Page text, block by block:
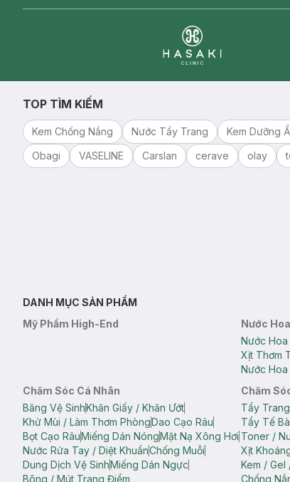
TOP TÌM KIẾM
Kem Chống Nắng Nước Tẩy Trang Kem Dưỡng
Obagi
VASELINE Carslan cerave olay
DANH MỤC SẢN PHẨM
Mỹ Phẩm High-End
Nước Hoa
Nước Hoa
Xịt Thơm
Nước Hoa
Chăm Sóc Cá Nhân
Băng Vệ SinhKhăn Giấy / Khăn Ướt
Khử Mùi / Làm Thơm PhòngDao Cạo Râu
Bọt Cạo RâuMiếng Dán NóngMặt Nạ Xông Hơi
Nước Rửa Tay / Diệt KhuẩnChống Muỗi
Dung Dịch Vệ SinhMiếng Dán Ngực
Bông / Mút Trang Điểm
Chăm
Tẩy
Tẩy Tế
Toner /
Xịt
Kem / Gel
Chống